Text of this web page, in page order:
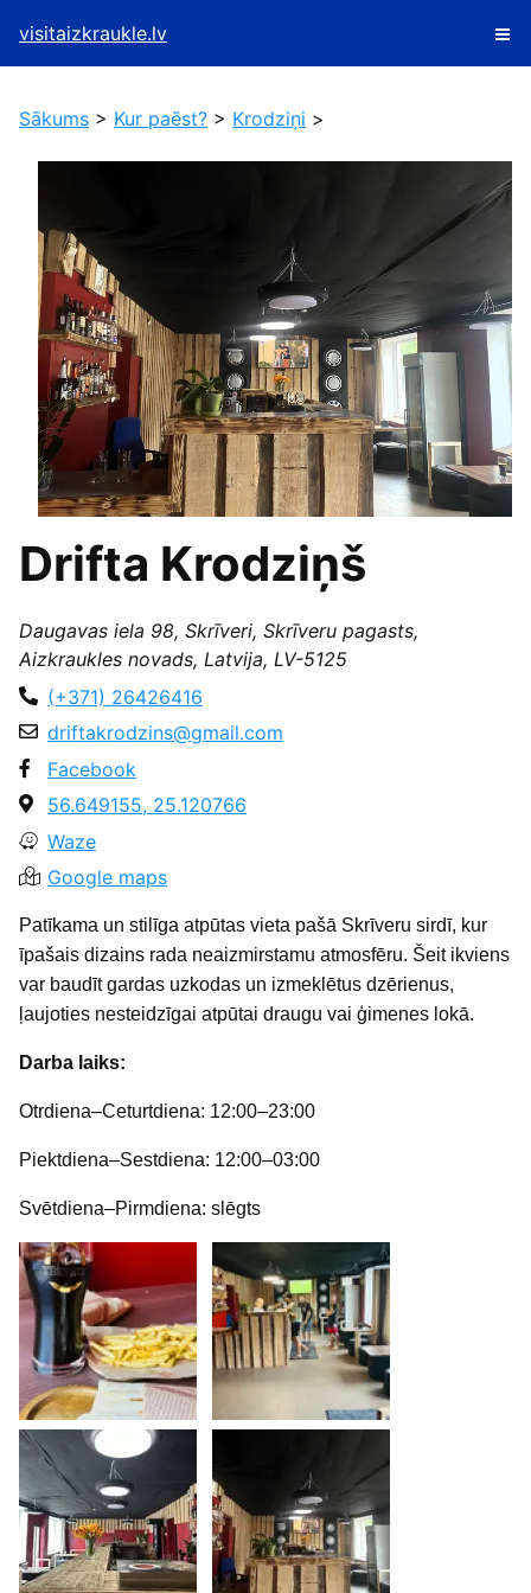
visitaizkraukle.lv
Sākums > Kur paēst? > Krodziņi >
Drifta Krodziņš
Daugavas iela 98, Skrīveri, Skrīveru pagasts,
Aizkraukles novads, Latvija, LV-5125
(+371) 26426416
driftakrodzins@gmail.com
Facebook
56.649155, 25.120766
Waze
Google maps
Patīkama un stilīga atpūtas vieta pašā Skrīveru sirdī, kur
īpašais dizains rada neaizmirstamu atmosfēru. Šeit ikviens
var baudīt gardas uzkodas un izmeklētus dzērienus,
ļaujoties nesteidzīgai atpūtai draugu vai ģimenes lokā.
Darba laiks:
Otrdiena–Ceturtdiena: 12:00–23:00
Piektdiena–Sestdiena: 12:00–03:00
Svētdiena–Pirmdiena: slēgts